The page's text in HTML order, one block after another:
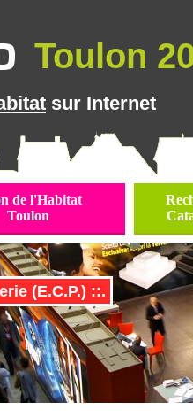
Toulon
sur Internet
de l'Habitat
Toulon
(E.C.P.) ::.